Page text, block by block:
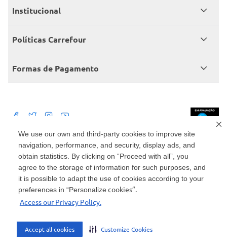
We use our own and third-party cookies to improve site
navigation, performance, and security, display ads, and
obtain statistics. By clicking on “Proceed with all”, you
agree to the storage of information for such purposes, and
it is possible to adapt the use of cookies according to your
preferences in “Personalize cookies”.
Access our Privacy Policy.
Accept all cookies Customize Cookies
Meus pedidos
Consumidor.gov
Institucional
Grupo Carrefour Brasil
Produtos Carrefour
Políticas Carrefour
Políticas de entregas
Políticas de trocas e devoluções
Formas de Pagamento
Mercado: Carrefour Comércio e Indústrias Ltda Via de Acesso Norte, Km 38,
nº 420, Empresarial Gato Preto, Cajamar - SP | CEP 07789-100 | CNPJ:
45.543.915/0846-95
Drogaria: Carrefour Comercio e Industria Ltda: Avenida das Nações Unidas,
15187, Loja 104/105/106 Bloco A Setor 1 - Vila Gertrudes, São Paulo, SP |
CEP 04794-000 | CNPJ: 45.543.915/0736-50
Envio de documentos administrativos e jurídicos: Avenida Tucunaré, 125 -
Tamboré, Barueri - SP | CEP 06460-020
atendimento@carrefour.com.br